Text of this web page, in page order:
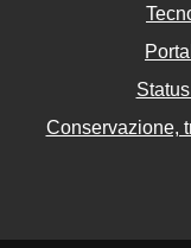
Conservazione,